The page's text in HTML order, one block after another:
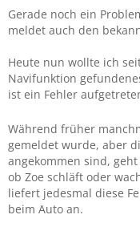
Gerade noch ein
meldet auch den
Heute nun wollte ich
Navifunktion
ist ein Fehler
Während früher
gemeldet wurde, aber
angekommen sind,
ob Zoe schläft oder
liefert jedesmal diese
beim Auto an.